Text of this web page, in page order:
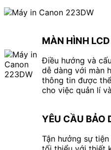
MÀN HÌNH
Điều hướng và
dễ dàng với màn
thông tin được
cho việc quản lí
YÊU CẦU BẢO
Tận hưởng sự